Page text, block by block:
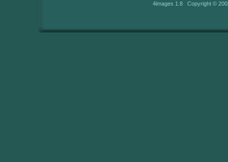
4images 1.8 Copyright ©